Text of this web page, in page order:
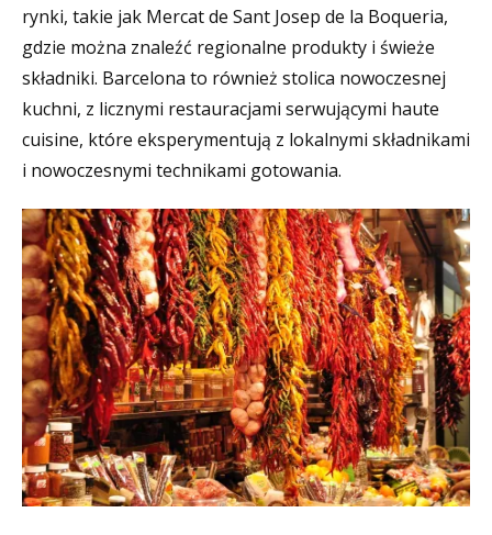
rynki, takie jak Mercat de Sant Josep de la Boqueria,
gdzie można znaleźć regionalne produkty i świeże
składniki. Barcelona to również stolica nowoczesnej
kuchni, z licznymi restauracjami serwującymi haute
cuisine, które eksperymentują z lokalnymi składnikami
i nowoczesnymi technikami gotowania.